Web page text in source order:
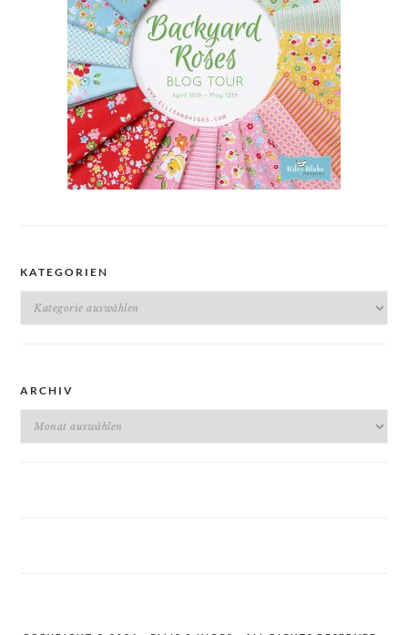
KATEGORIEN
Kategorien
ARCHIV
Archiv